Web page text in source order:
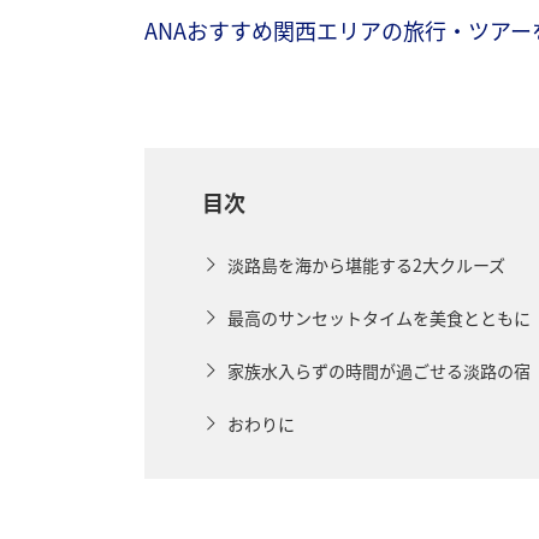
ANAおすすめ関西エリアの旅行・ツアー
目次
淡路島を海から堪能する2大クルーズ
最高のサンセットタイムを美食とともに
家族水入らずの時間が過ごせる淡路の宿
おわりに